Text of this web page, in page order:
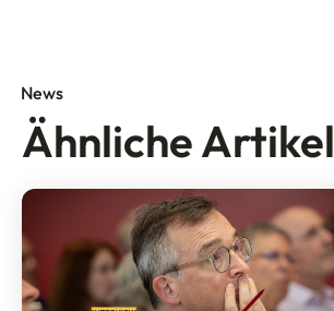
News
Ähnliche Artikel